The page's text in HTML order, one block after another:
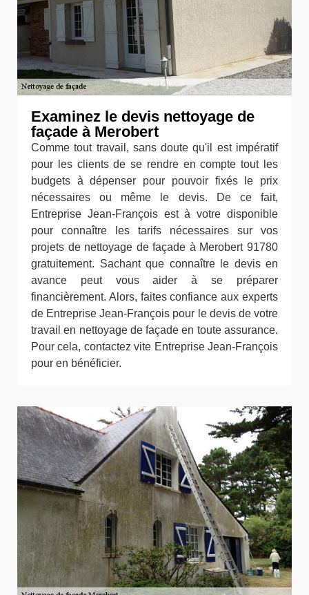
Examinez le devis nettoyage de
façade à Merobert
Comme tout travail, sans doute qu'il est impératif
pour les clients de se rendre en compte tout les
budgets à dépenser pour pouvoir fixés le prix
nécessaires ou même le devis. De ce fait,
Entreprise Jean-François est à votre disponible
pour connaître les tarifs nécessaires sur vos
projets de nettoyage de façade à Merobert 91780
gratuitement. Sachant que connaître le devis en
avance peut vous aider à se préparer
financièrement. Alors, faites confiance aux experts
de Entreprise Jean-François pour le devis de votre
travail en nettoyage de façade en toute assurance.
Pour cela, contactez vite Entreprise Jean-François
pour en bénéficier.